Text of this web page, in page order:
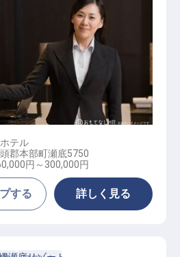
スク スーパーバイザー
テル
郡本部町瀬底5750
円～ 300,000円
する 詳しく見る